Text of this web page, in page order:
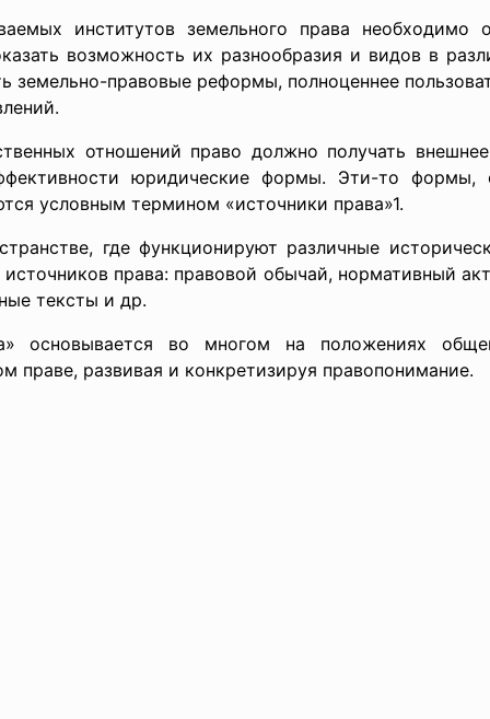
институтов земельного права необходимо
возможность их разнообразия и видов в
земельно-правовые реформы, полноценнее
отношений право должно получать
юридические формы. Эти-то
условным термином «источники права»1.
где функционируют различные
права: правовой обычай, нормативный
тексты и др.
основывается во многом на положениях
праве, развивая и конкретизируя правопонимание.